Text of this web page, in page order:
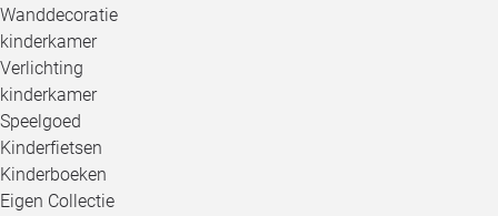
Wanddecoratie
kinderkamer
Verlichting
kinderkamer
Speelgoed
Kinderfietsen
Kinderboeken
Eigen Collectie